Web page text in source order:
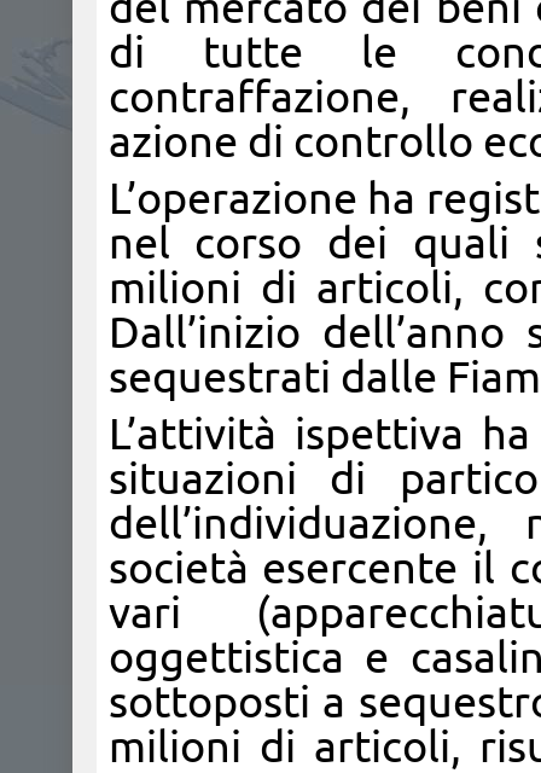
di tutte le
contraffazione,
azione di controllo
L’operazione ha
nel corso dei quali
milioni di articoli,
Dall’inizio
sequestrati dalle
L’attività ispettiva
situazioni di
società esercente il
vari
oggettistica e
sottoposti a
milioni di articoli,